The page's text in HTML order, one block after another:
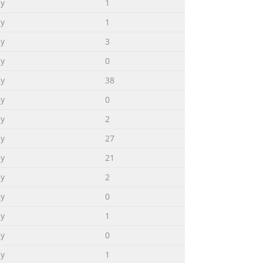
• Pour les DMBK-
la marque CE est conforme à la
1
1
3
0
38
0
2
27
21
2
0
1
0
1